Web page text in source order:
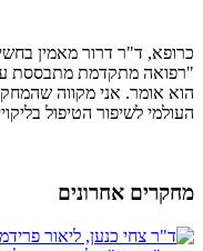
כרופא, ד"ר דרור מאמין
"רפואה מתקדמת מתבססת על
הוא אומר. אני מקווה
העולמי לשיפור הטיפול
מחקרים אחרונים